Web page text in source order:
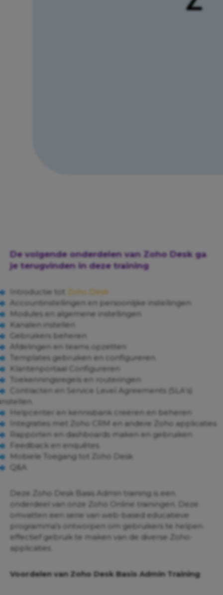
De volgende onderdelen van Zoho Desk ga
je terugvinden in deze training
Introductie tot
Zoho Desk
Accountinstellingen en persoonlijke instellingen
Modules en algemene instellingen
Kanalen instellen
Gebruikers beheren
Afdelingen en teams opzetten
Templates gebruiken en configureren
Klantenportaal Configureren
Toekenningsregels en routeringen
Contracten en Service Level Agreements (SLA’s)
instellen
Helpcenter en kennisbank creëren en beheren
Integraties met Zoho CRM en andere Zoho applicaties
Rapporten en dashboards maken en gebruiken
Feedback en enquêtes
Mobiele Toegang tot Zoho Desk
Q&A
Deze Zoho Desk Basis Admin training is een
onderdeel van onze Zoho Online trainingen. Deze
omvatten een serie van web-based educatieve
programma’s ontworpen om gebruikers te helpen
effectief gebruik te maken van de diverse Zoho-
applicaties.
Voordelen van Zoho Desk Basis Admin Training